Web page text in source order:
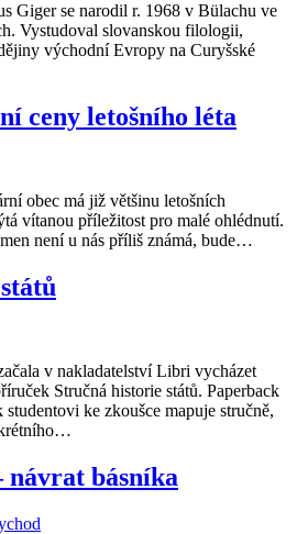
Giger se narodil r. 1968 v Bülachu ve
Vystudoval slovanskou filologii,
východní Evropy na Curyšské
ceny letošního léta
obec má již většinu letošních
vítanou příležitost pro malé ohlédnutí.
není u nás příliš známá, bude…
v nakladatelství Libri vycházet
Stručná historie států. Paperback
ke zkoušce mapuje stručně,
návrat básníka